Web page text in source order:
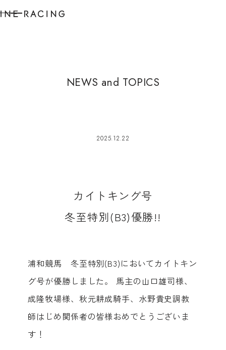
NEWS and TOPICS
2025.12.22
カ イ ト キ ン グ号
冬至特別(B3)優勝!!
浦和競馬 冬至特別(B3)においてカイトキン
グ号が優勝しました。 馬主の山口雄司様、
成隆牧場様、秋元耕成騎手、水野貴史調教
師はじめ関係者の皆様おめでとうございま
す！